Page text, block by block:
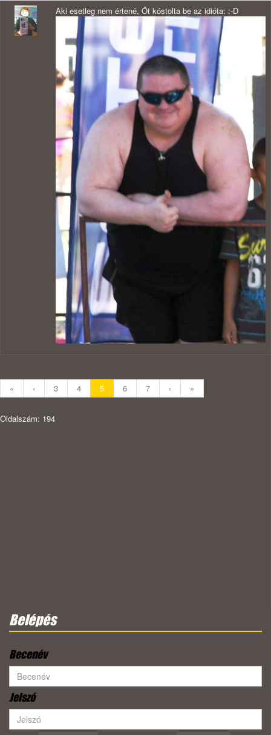
Aki esetleg nem értené, Őt kóstolta be az idióta: :-D
« ‹ 3 4 5 6 7 › »
Oldalszám: 194
Belépés
Becenév
Jelszó